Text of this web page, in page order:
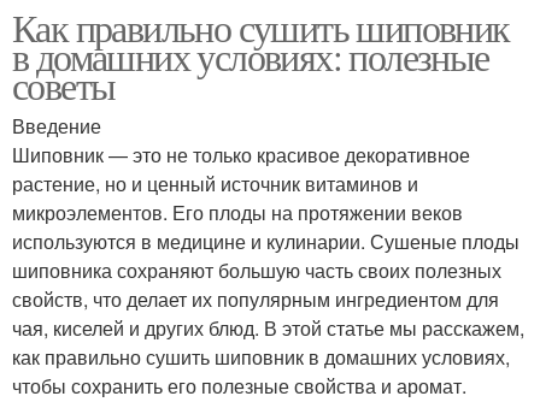
Как правильно сушить шиповник
в домашних условиях: полезные
советы
Введение
Шиповник — это не только красивое декоративное
растение, но и ценный источник витаминов и
микроэлементов. Его плоды на протяжении веков
используются в медицине и кулинарии. Сушеные плоды
шиповника сохраняют большую часть своих полезных
свойств, что делает их популярным ингредиентом для
чая, киселей и других блюд. В этой статье мы расскажем,
как правильно сушить шиповник в домашних условиях,
чтобы сохранить его полезные свойства и аромат.